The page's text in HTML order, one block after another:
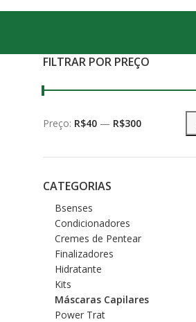
FILTRAR POR PREÇO
Preço mínimo
Preço máximo
Preço: R$40 — R$300
CATEGORIAS
Bsenses
Condicionadores
Cremes de Pentear
Finalizadores
Hidratante
Kits
Máscaras Capilares
Power Trat